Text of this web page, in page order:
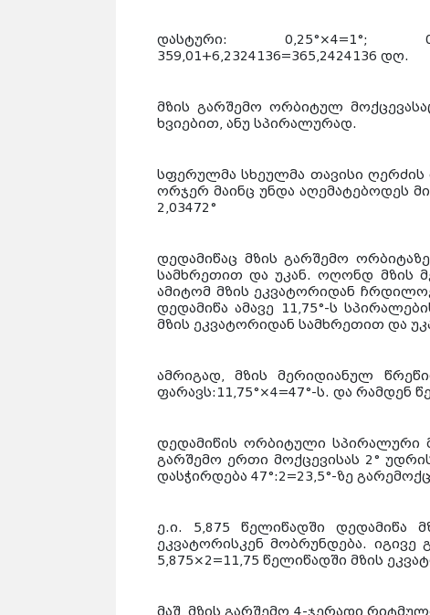
დასტური: 0,25°×4=1°;
359,01+6,2324136=365,2424136 დღ.
მზის გარშემო ორბიტულ
ხვიებით, ანუ სპირალურად.
სფერულმა სხეულმა თავისი
ორჯერ მაინც უნდა აღემატებოდეს
2,03472°
დედამიწაც მზის გარშემო
სამხრეთით და უკან. ოღონდ მზის
ამიტომ მზის ეკვატორიდან
დედამიწა ამავე 11,75°-ს
მზის ეკვატორიდან სამხრეთით და
ამრიგად, მზის მერიდიანულ
ფარავს:11,75°×4=47°-ს. და რამდენ
დედამიწის ორბიტული სპირალური
გარშემო ერთი მოქცევისას 2°
დასჭირდება 47°:2=23,5°-ზე
ე.ი. 5,875 წელიწადში დედამიწა
ეკვატორისკენ მობრუნდება. იგივე
5,875×2=11,75 წელიწადში მზის
მაშ,მზის გარშემო 4-ჯერადი